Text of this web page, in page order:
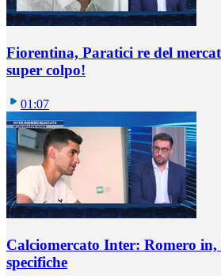
Fiorentina, Paratici re del
super colpo!
01:07
Calciomercato Inter: Romero
specifiche